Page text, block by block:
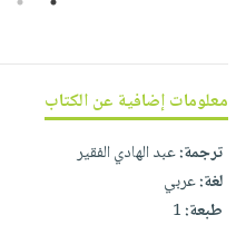
انشر
كتابك
تواصل
معنا
معلومات إضافية عن الكتاب
ترجمة:عبد الهادي الفقير
لغة:عربي
طبعة:1